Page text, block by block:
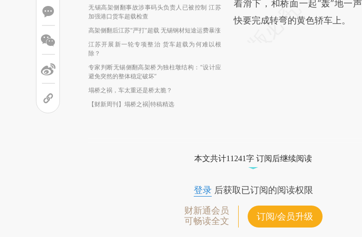
无锡高架侧翻事故涉事码头负责人已被控制 江苏
加强港口货车超载检查
高架侧翻后江苏“严打”超载 无锡钢材短途运费暴涨
江苏开展新一轮专项整治 货车超载为何难以根
除？
专家判断无锡侧翻高架桥为独柱墩结构：“设计应
避免突然的整体稳定破坏”
塌桥之祸，车太重还是桥太脆？
【财新周刊】塌桥之祸|特稿精选
着滑下，和桥面一起“轰”地一
快要完成转弯的黄色轿车上。
本文共计11241字 订阅后继续阅读
登录后获取已订阅的阅读权限
财新通会员
可畅读全文
订阅/会员升级